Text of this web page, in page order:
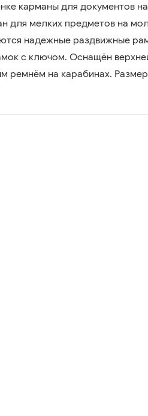
карманы для документов
для мелких предметов на
надежные раздвижные
с ключом. Оснащён
ремнём на карабинах.